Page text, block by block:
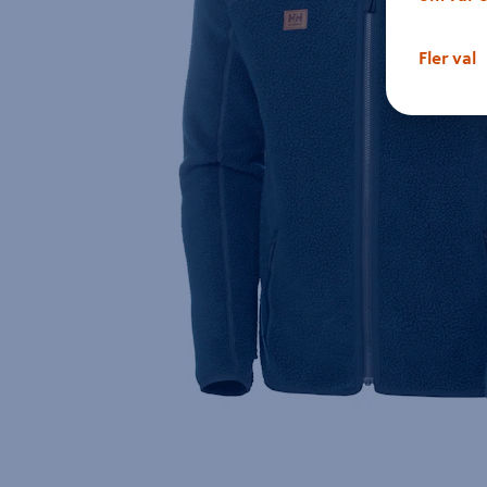
Fler val